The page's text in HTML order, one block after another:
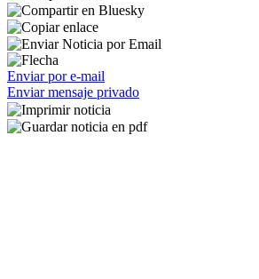
Enviar por e-mail
Enviar mensaje privado